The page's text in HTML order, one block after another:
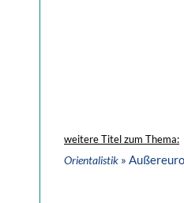
weitere Titel zum Thema:
Orientalistik »